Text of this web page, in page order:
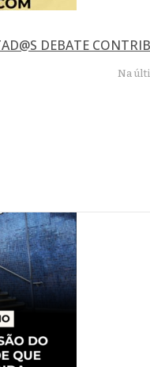
DEBATE
Na